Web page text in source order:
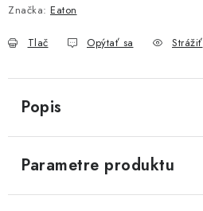
Značka: Eaton
Tlač Opýtať sa Strážiť
Popis
Parametre produktu